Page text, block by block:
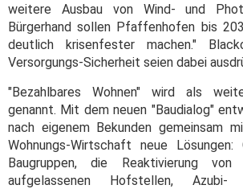
weitere Ausbau von Wind- und
Bürgerhand sollen Pfaffenhofen bis
deutlich krisenfester machen."
Versorgungs-Sicherheit seien dabei
"Bezahlbares Wohnen" wird als
genannt. Mit dem neuen "Baudialog"
nach eigenem Bekunden gemeinsam
Wohnungs-Wirtschaft neue Lösungen:
Baugruppen, die Reaktivierung von
aufgelassenen Hofstellen,